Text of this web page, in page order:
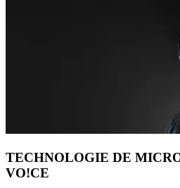
TECHNOLOGIE DE
VO!CE